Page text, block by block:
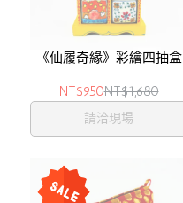
《仙履奇緣》彩繪四抽盒
NT$950NT$1,680
請洽現場